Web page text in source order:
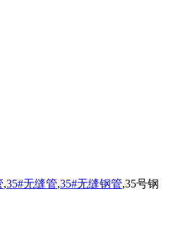
,35#无缝管,35#无缝钢管,35号钢